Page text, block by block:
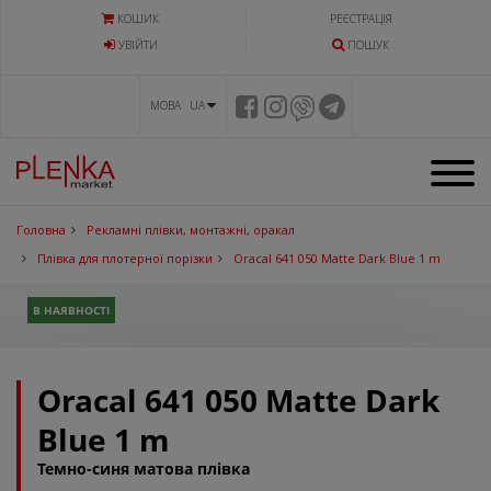
КОШИК
РЕЄСТРАЦІЯ
УВIЙТИ
ПОШУК
МОВА UA
Головна
Рекламні плівки, монтажні, оракал
Плівка для плотерної порізки
Oracal 641 050 Matte Dark Blue 1 m
В НАЯВНОСТІ
Oracal 641 050 Matte Dark
Blue 1 m
Темно-синя матова плівка